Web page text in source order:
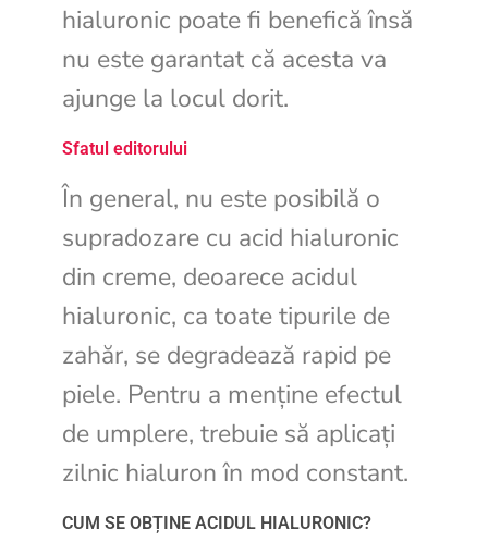
hialuronic poate fi benefică însă
nu este garantat că acesta va
ajunge la locul dorit.
Sfatul editorului
În general, nu este posibilă o
supradozare cu acid hialuronic
din creme, deoarece acidul
hialuronic, ca toate tipurile de
zahăr, se degradează rapid pe
piele. Pentru a menține efectul
de umplere, trebuie să aplicați
zilnic hialuron în mod constant.
CUM SE OBȚINE ACIDUL HIALURONIC?